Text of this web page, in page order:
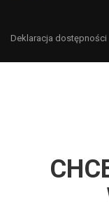
Deklaracja dostępności